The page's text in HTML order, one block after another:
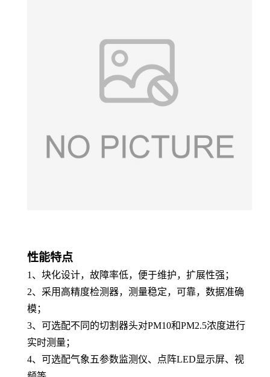
性能特点
1、 块化设计，故障率低，便于维护，扩展性强；
2、 采用高精度检测器，测量稳定，可靠，数据准确
模；
3、 可选配不同的切割器头对PM10和PM2.5浓度进行
实时测量；
4、 可选配气象五参数监测仪、点阵LED显示屏、视